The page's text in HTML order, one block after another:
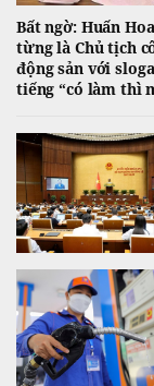
Bất ngờ: Huấn
từng là Chủ tịch
động sản với
tiếng “có làm thì